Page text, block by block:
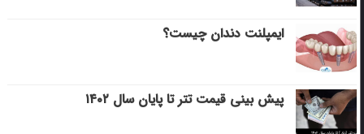
ایمپلنت دندان چیست؟
پیش بینی قیمت تتر تا پایان سال ۱۴۰۲